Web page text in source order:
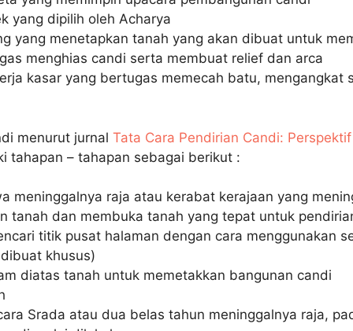
yang dipilih oleh Acharya
yang menetapkan tanah yang akan dibuat untuk
menghias candi serta membuat relief dan arca
kasar yang bertugas memecah batu, mengangkat
menurut jurnal Tata Cara Pendirian Candi:
tahapan – tahapan sebagai berikut :
meninggalnya raja atau kerabat kerajaan yang
tanah dan membuka tanah yang tepat untuk
titik pusat halaman dengan cara menggunakan
khusus)
diatas tanah untuk memetakkan bangunan candi
Srada atau dua belas tahun meninggalnya raja,